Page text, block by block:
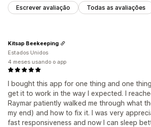
Desempenho do funil
Escrever avaliação Todas as avaliações
I bought this app for one thing and one
get it to work in the way I expected. I
Raymar patiently walked me through what
my end) and how to fix it. I was very
fast responsiveness and now I can sleep
Kitsap Beekeeping
Estados Unidos
4 meses usando o app